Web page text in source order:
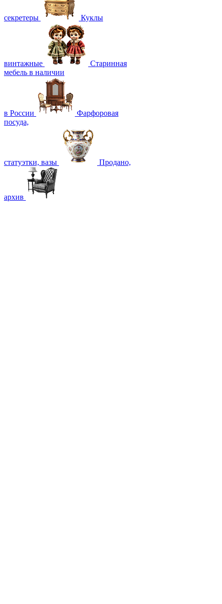
секретеры Куклы
винтажные
Старинная
мебель в наличии
в России
Фарфоровая
посуда,
статуэтки, вазы Продано,
архив